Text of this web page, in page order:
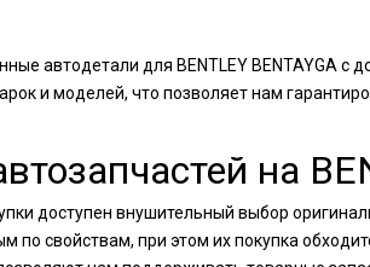
автодетали для BENTLEY BENTAYGA
и моделей, что позволяет нам
на
доступен внушительный выбор
по свойствам, при этом их покупка